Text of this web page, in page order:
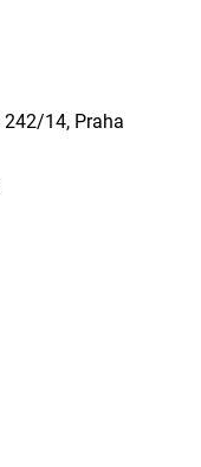
242/14, Praha